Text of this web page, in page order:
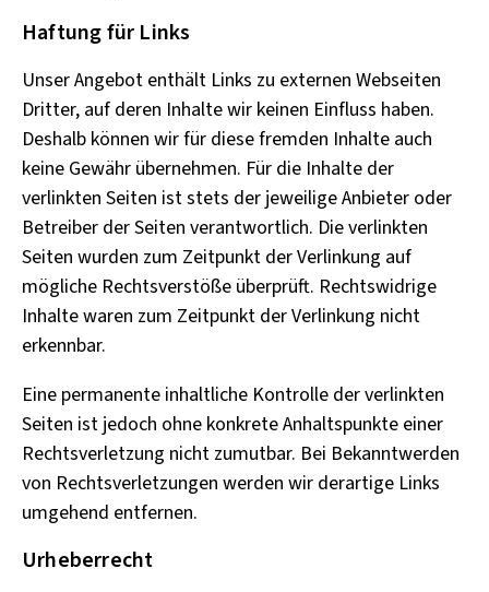
Haftung für Links
Unser Angebot enthält Links zu externen Webseiten
Dritter, auf deren Inhalte wir keinen Einfluss haben.
Deshalb können wir für diese fremden Inhalte auch
keine Gewähr übernehmen. Für die Inhalte der
verlinkten Seiten ist stets der jeweilige Anbieter oder
Betreiber der Seiten verantwortlich. Die verlinkten
Seiten wurden zum Zeitpunkt der Verlinkung auf
mögliche Rechtsverstöße überprüft. Rechtswidrige
Inhalte waren zum Zeitpunkt der Verlinkung nicht
erkennbar.
Eine permanente inhaltliche Kontrolle der verlinkten
Seiten ist jedoch ohne konkrete Anhaltspunkte einer
Rechtsverletzung nicht zumutbar. Bei Bekanntwerden
von Rechtsverletzungen werden wir derartige Links
umgehend entfernen.
Urheberrecht